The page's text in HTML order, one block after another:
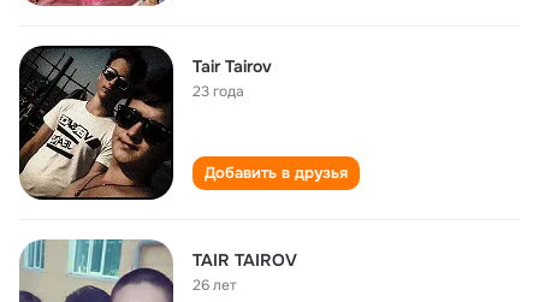
Tair Tairov
23 года
Добавить в друзья
TAIR TAIROV
26 лет